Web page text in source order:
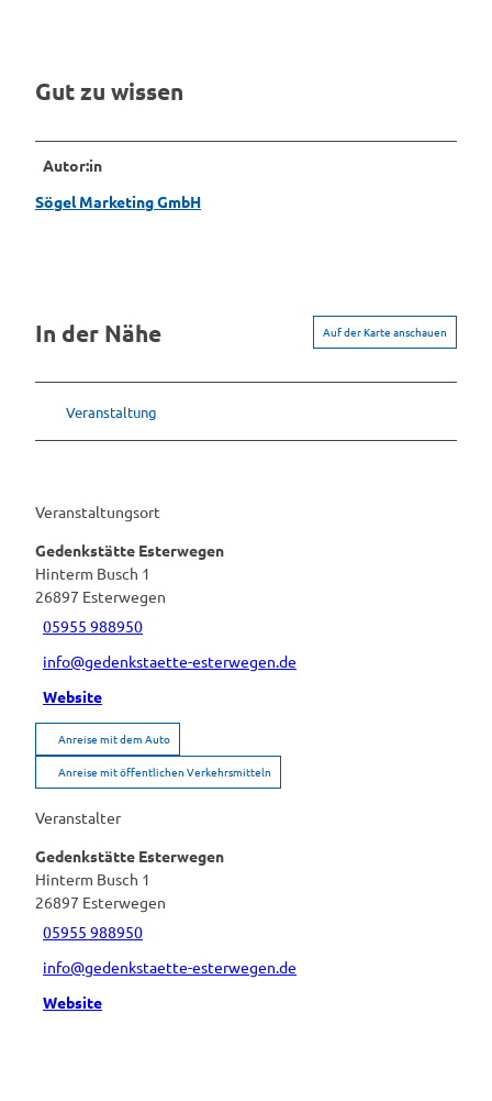
Gut zu wissen
Autor:in
Sögel Marketing GmbH
In der Nähe Auf der Karte anschauen
Veranstaltung
Veranstaltungsort
Gedenkstätte Esterwegen
Hinterm Busch 1
26897 Esterwegen
05955 988950
info@gedenkstaette-esterwegen.de
Website
Anreise mit dem Auto
Anreise mit öffentlichen Verkehrsmitteln
Veranstalter
Gedenkstätte Esterwegen
Hinterm Busch 1
26897 Esterwegen
05955 988950
info@gedenkstaette-esterwegen.de
Website